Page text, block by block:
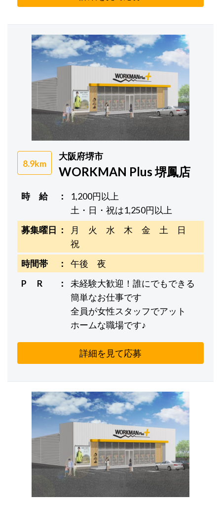
8.9km
大阪府堺市
WORKMAN Plus 堺鳳店
時 給
1,200円以上
土・日・祝は1,250円以上
募集曜日
月 火 水 木 金 土 日
祝
時間帯
午後 夜
P R
未経験大歓迎！誰にでもできる
簡単なお仕事です
全員が女性スタッフでアット
ホームな職場です♪
詳細を見て応募